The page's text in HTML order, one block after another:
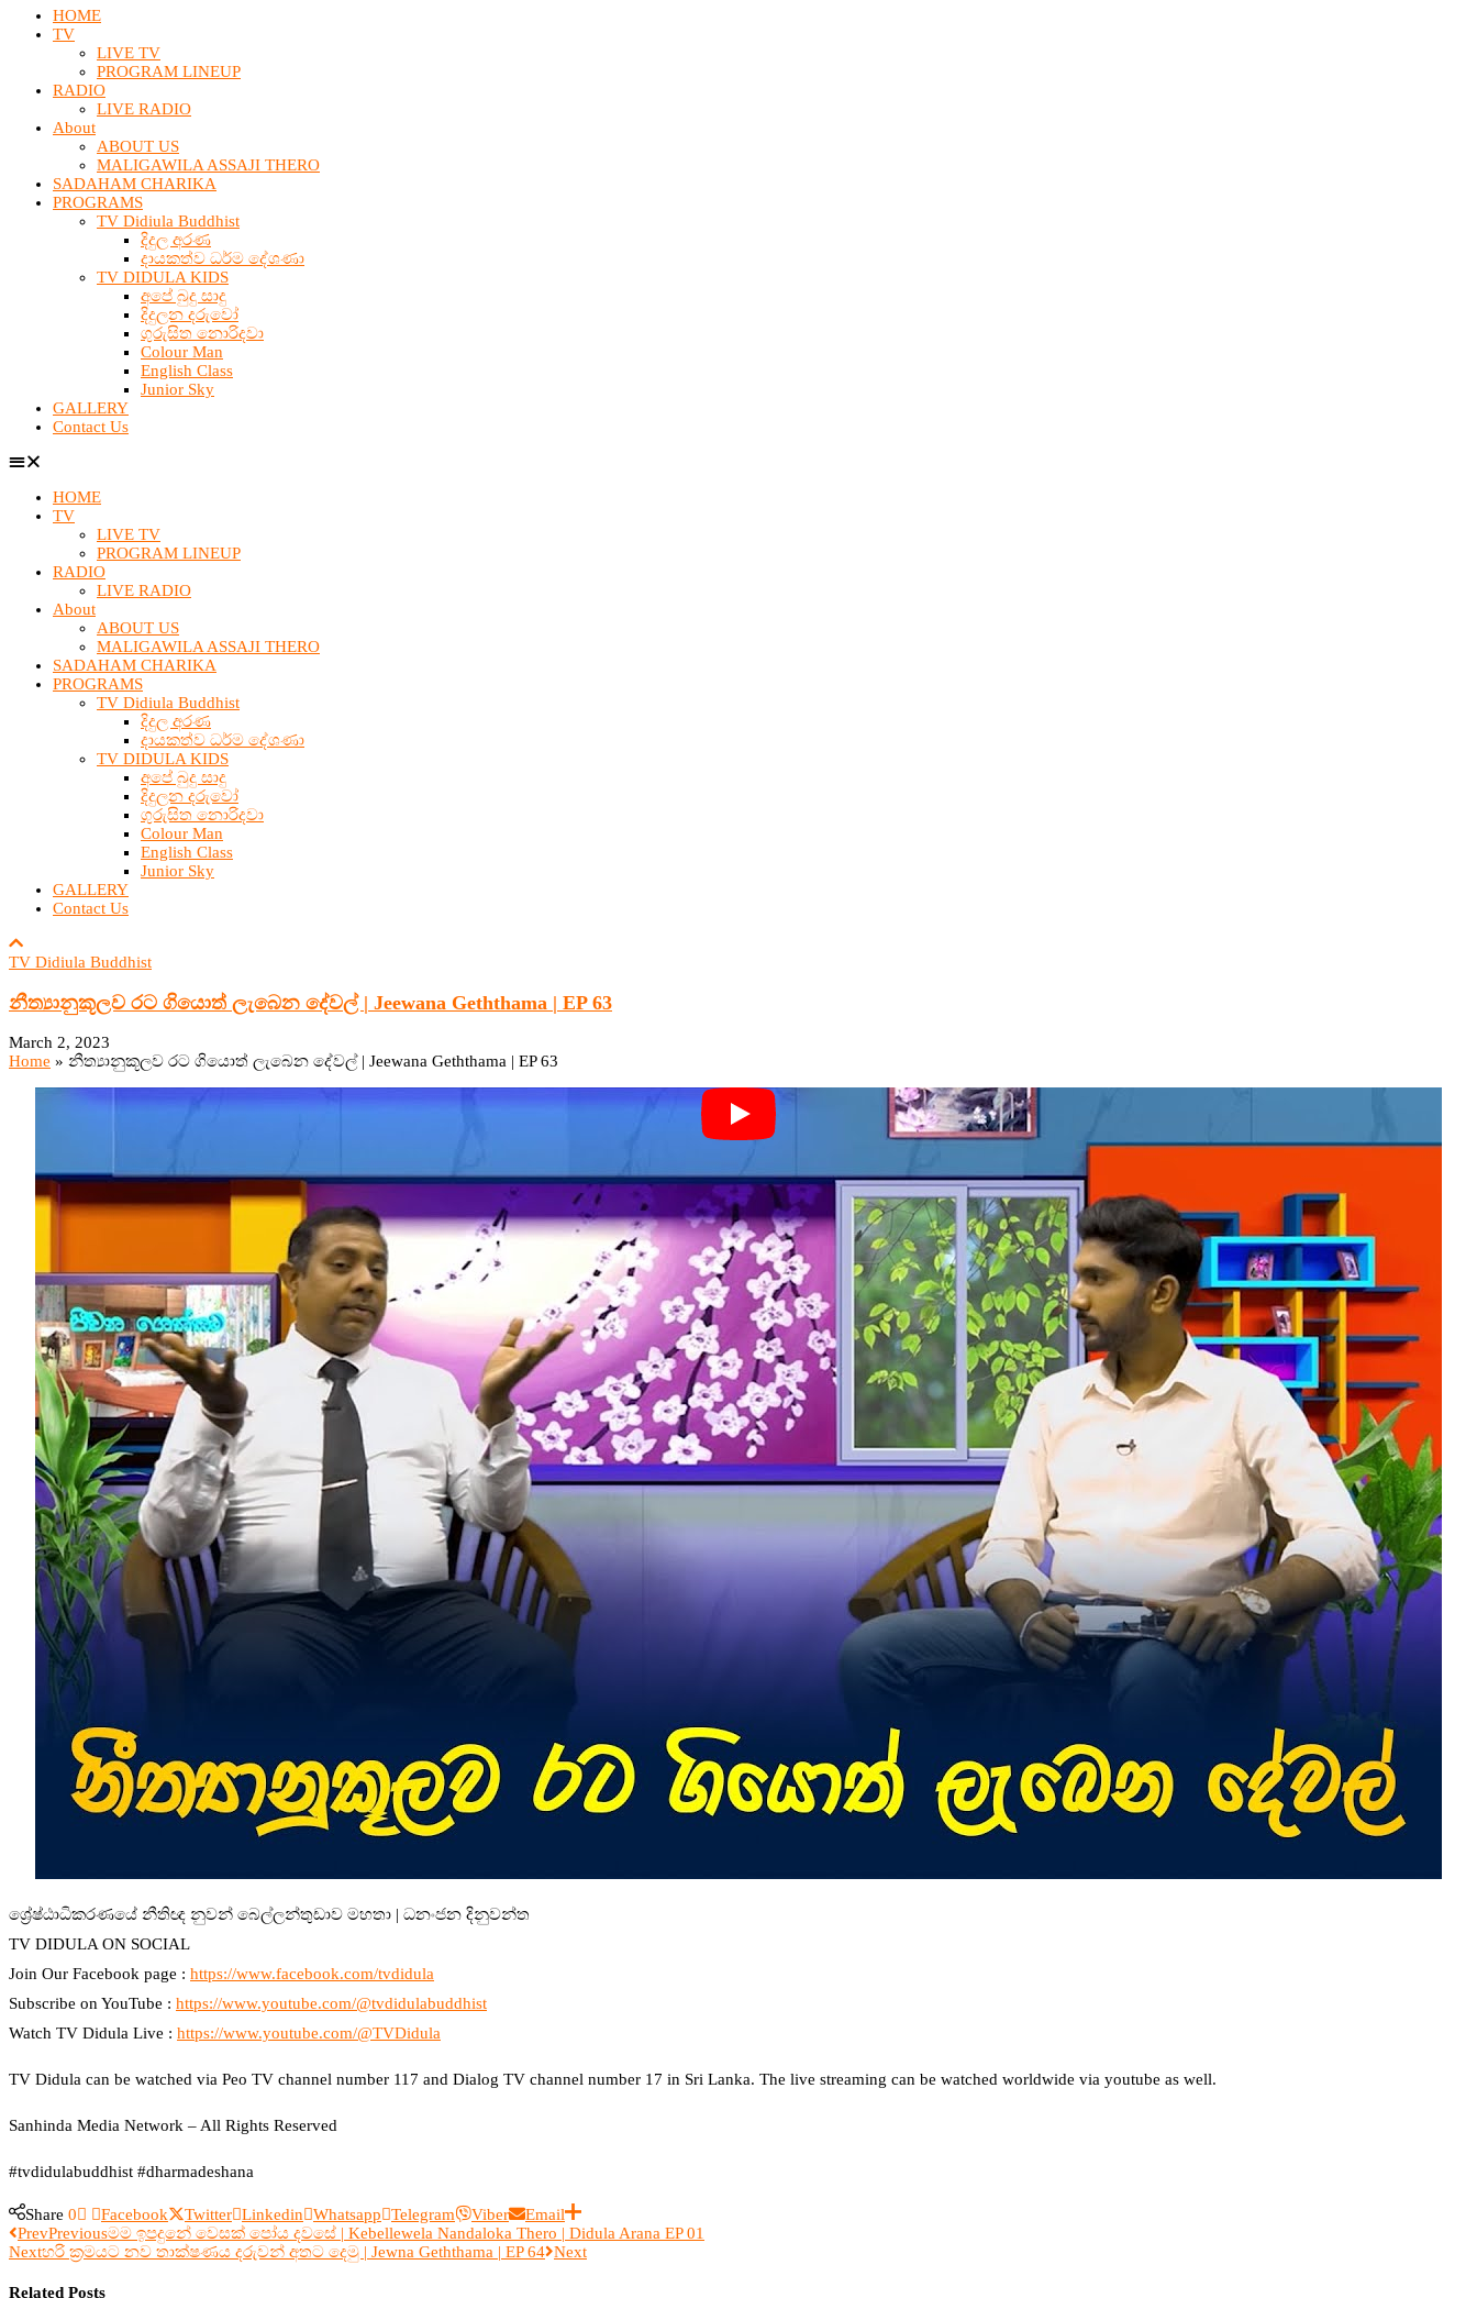
HOME
TV
LIVE TV
PROGRAM LINEUP
RADIO
LIVE RADIO
About
ABOUT US
MALIGAWILA ASSAJI THERO
SADAHAM CHARIKA
PROGRAMS
TV Didiula Buddhist
දිදුල අරණ
දායකත්ව ධර්ම දේශණා
TV DIDULA KIDS
අපේ බුදු සාදු
දිදුලන දරුවෝ
ගුරුසිත නොරිදවා
Colour Man
English Class
Junior Sky
GALLERY
Contact Us
HOME
TV
LIVE TV
PROGRAM LINEUP
RADIO
LIVE RADIO
About
ABOUT US
MALIGAWILA ASSAJI THERO
SADAHAM CHARIKA
PROGRAMS
TV Didiula Buddhist
දිදුල අරණ
දායකත්ව ධර්ම දේශණා
TV DIDULA KIDS
අපේ බුදු සාදු
දිදුලන දරුවෝ
ගුරුසිත නොරිදවා
Colour Man
English Class
Junior Sky
GALLERY
Contact Us
TV Didiula Buddhist
නීත්‍යානුකූලව රට ගියොත් ලැබෙන දේවල් | Jeewana Geththama | EP 63
March 2, 2023
Home » නීත්‍යානුකූලව රට ගියොත් ලැබෙන දේවල් | Jeewana Geththama | EP 63
ශ්‍රේෂ්ඨාධිකරණයේ නීතිඥ නුවන් බෙල්ලන්තුඩාව මහතා | ධනංජන දිනුවන්ත
TV DIDULA ON SOCIAL
Join Our Facebook page : https://www.facebook.com/tvdidula
Subscribe on YouTube : https://www.youtube.com/@tvdidulabuddhist
Watch TV Didula Live : https://www.youtube.com/@TVDidula
TV Didula can be watched via Peo TV channel number 117 and Dialog TV channel number 17 in Sri Lanka. The live streaming can be watched worldwide via youtube as well.
Sanhinda Media Network – All Rights Reserved
#tvdidulabuddhist #dharmadeshana
Share 0 Facebook Twitter Linkedin Whatsapp Telegram Viber
Email
PrevPreviousමම ඉපදුනේ වෙසක් පෝය දවසේ | Kebellewela Nandaloka Thero | Didula Arana EP 01
Nextහරි ක්‍රමයට නව තාක්ෂණය දරුවන් අතට දෙමු | Jewna Geththama | EP 64 Next
Related Posts